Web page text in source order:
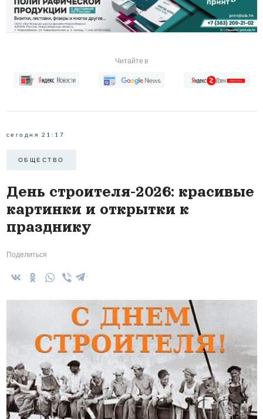
Читайте в
сегодня 21:17
ОБЩЕСТВО
День строителя-2026: красивые
картинки и открытки к
празднику
Поделиться